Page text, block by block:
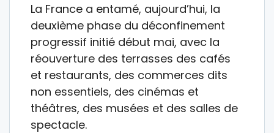
La France a entamé, aujourd’hui, la
deuxième phase du déconfinement
progressif initié début mai, avec la
réouverture des terrasses des cafés
et restaurants, des commerces dits
non essentiels, des cinémas et
théâtres, des musées et des salles de
spectacle.